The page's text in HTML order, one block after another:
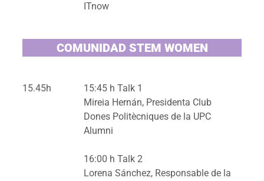
ITnow
COMUNIDAD STEM WOMEN
15.45h
15:45 h Talk 1
Mireia Hernán, Presidenta Club
Dones Politècniques de la UPC
Alumni
16:00 h Talk 2
Lorena Sánchez, Responsable de la